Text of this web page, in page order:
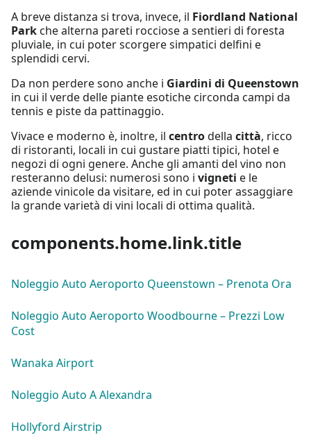
A breve distanza si trova, invece, il Fiordland National
Park che alterna pareti rocciose a sentieri di foresta
pluviale, in cui poter scorgere simpatici delfini e
splendidi cervi.
Da non perdere sono anche i Giardini di Queenstown
in cui il verde delle piante esotiche circonda campi da
tennis e piste da pattinaggio.
Vivace e moderno è, inoltre, il centrodella città, ricco
di ristoranti, locali in cui gustare piatti tipici, hotel e
negozi di ogni genere. Anche gli amanti del vino non
resteranno delusi: numerosi sono i vigneti e le
aziende vinicole da visitare, ed in cui poter assaggiare
la grande varietà di vini locali di ottima qualità.
components.home.link.title
Noleggio Auto Aeroporto Queenstown – Prenota Ora
Noleggio Auto Aeroporto Woodbourne – Prezzi Low
Cost
Wanaka Airport
Noleggio Auto A Alexandra
Hollyford Airstrip